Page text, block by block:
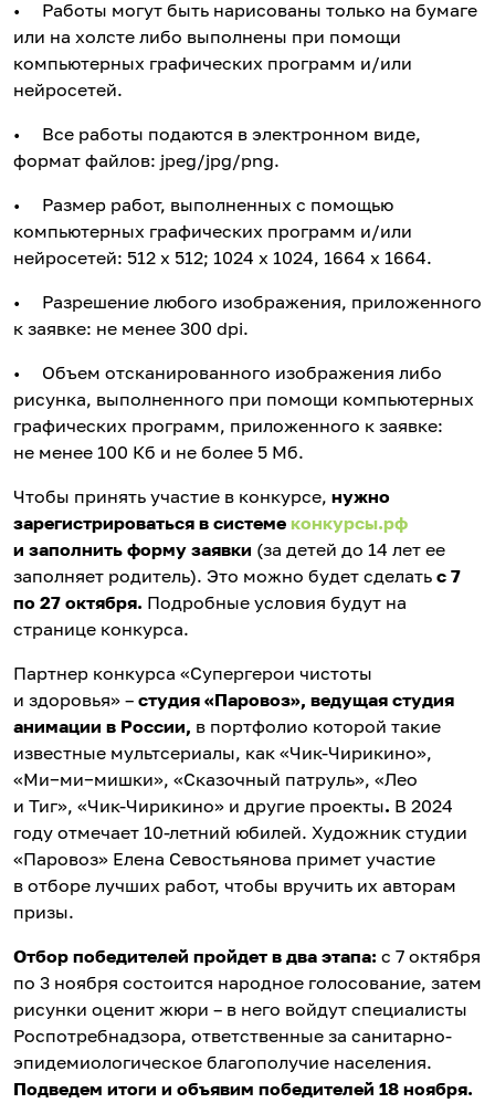
• Работы могут быть нарисованы только на бумаге
или на холсте либо выполнены при помощи
компьютерных графических программ и/или
нейросетей.
• Все работы подаются в электронном виде,
формат файлов: jpeg/jpg/png.
• Размер работ, выполненных с помощью
компьютерных графических программ и/или
нейросетей: 512 x 512; 1024 x 1024, 1664 x 1664.
• Разрешение любого изображения, приложенного
к заявке: не менее 300 dpi.
• Объем отсканированного изображения либо
рисунка, выполненного при помощи компьютерных
графических программ, приложенного к заявке:
не менее 100 Кб и не более 5 Мб.
Чтобы принять участие в конкурсе, нужно
зарегистрироваться в системе конкурсы.рф
и заполнить форму заявки (за детей до 14 лет ее
заполняет родитель). Это можно будет сделать с 7
по 27 октября. Подробные условия будут на
странице конкурса.
Партнер конкурса «Супергерои чистоты
и здоровья» – студия «Паровоз», ведущая студия
анимации в России, в портфолио которой такие
известные мультсериалы, как «Чик-Чирикино»,
«Ми−ми−мишки», «Сказочный патруль», «Лео
и Тиг», «Чик-Чирикино» и другие проекты. В 2024
году отмечает 10-летний юбилей. Художник студии
«Паровоз» Елена Севостьянова примет участие
в отборе лучших работ, чтобы вручить их авторам
призы.
Отбор победителей пройдет в два этапа: c 7 октября
по 3 ноября состоится народное голосование, затем
рисунки оценит жюри – в него войдут специалисты
Роспотребнадзора, ответственные за санитарно-
эпидемиологическое благополучие населения.
Подведем итоги и объявим победителей 18 ноября.